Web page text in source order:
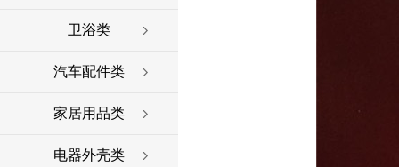
卫浴类
汽车配件类
家居用品类
电器外壳类